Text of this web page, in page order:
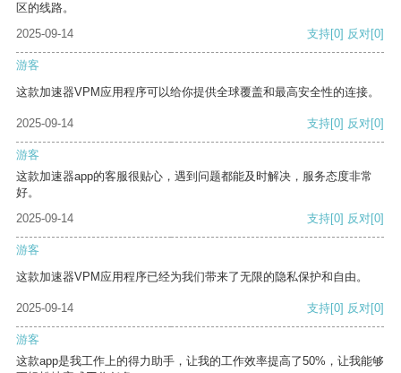
区的线路。
2025-09-14
支持[0] 反对[0]
游客
这款加速器VPM应用程序可以给你提供全球覆盖和最高安全性的连接。
2025-09-14 支持[0] 反对[0]
游客
这款加速器app的客服很贴心，遇到问题都能及时解决，服务态度非常
好。
2025-09-14
支持[0] 反对[0]
游客
这款加速器VPM应用程序已经为我们带来了无限的隐私保护和自由。
2025-09-14 支持[0] 反对[0]
游客
这款app是我工作上的得力助手，让我的工作效率提高了50%，让我能够